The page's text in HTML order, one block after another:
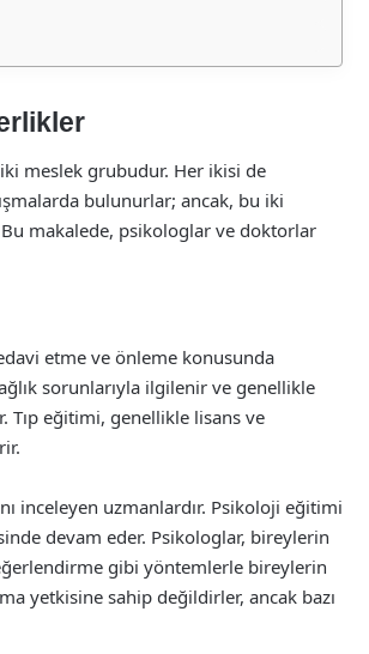
meslek grubudur. Her ikisi de
bulunurlar; ancak, bu iki
makalede, psikologlar ve doktorlar
etme ve önleme konusunda
sorunlarıyla ilgilenir ve genellikle
Tıp eğitimi, genellikle lisans ve
inceleyen uzmanlardır. Psikoloji eğitimi
devam eder. Psikologlar, bireylerin
gibi yöntemlerle bireylerin
yetkisine sahip değildirler, ancak bazı